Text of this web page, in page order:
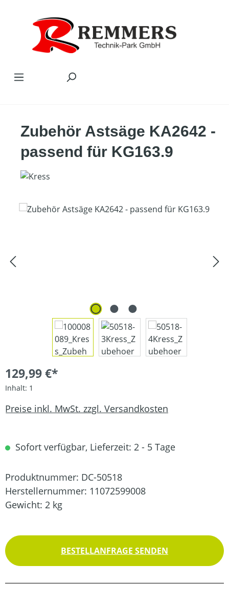
Zubehör Astsäge KA2642 -
passend für KG163.9
Bildergalerie überspringen
129,99 €*
Inhalt: 1
Preise inkl. MwSt. zzgl. Versandkosten
Sofort verfügbar, Lieferzeit: 2 - 5 Tage
Produktnummer: DC-50518
Herstellernummer: 11072599008
Gewicht: 2 kg
BESTELLANFRAGE SENDEN